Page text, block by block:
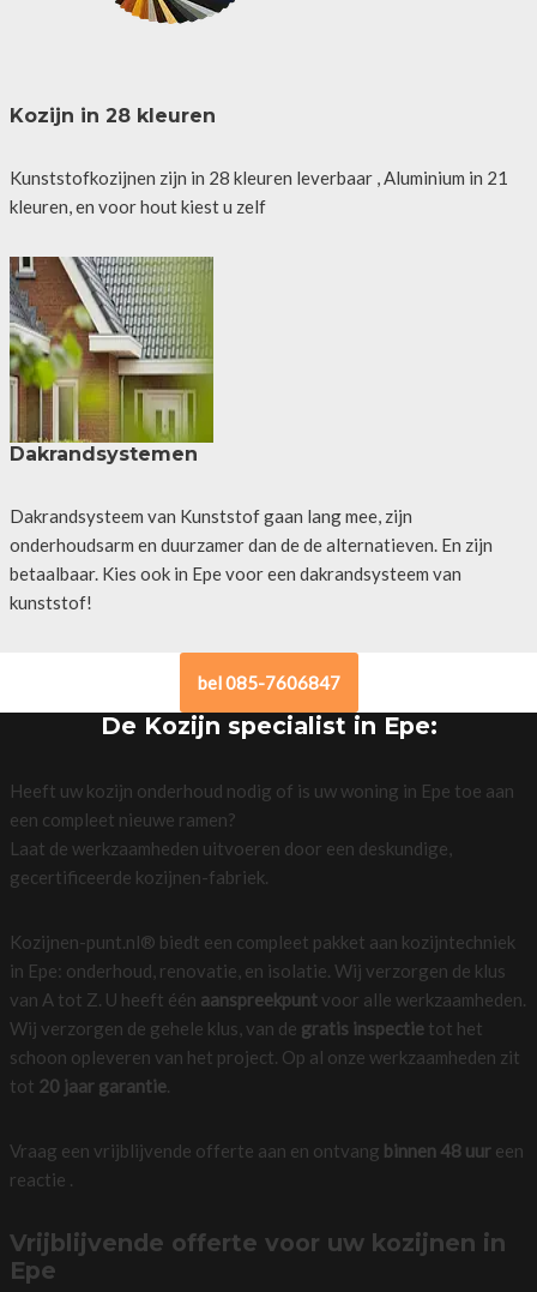
Kozijn in 28 kleuren
Kunststofkozijnen zijn in 28 kleuren leverbaar , Aluminium in 21
kleuren, en voor hout kiest u zelf
Dakrandsystemen
Dakrandsysteem van Kunststof gaan lang mee, zijn
onderhoudsarm en duurzamer dan de de alternatieven. En zijn
betaalbaar. Kies ook in Epe voor een dakrandsysteem van
kunststof!
bel 085-7606847
De Kozijn specialist in Epe:
Heeft uw kozijn onderhoud nodig of is uw woning in Epe toe aan
een compleet nieuwe ramen?
Laat de werkzaamheden uitvoeren door een deskundige,
gecertificeerde kozijnen-fabriek.
Kozijnen-punt.nl® biedt een compleet pakket aan kozijntechniek
in Epe: onderhoud, renovatie, en isolatie. Wij verzorgen de klus
van A tot Z. U heeft één aanspreekpuntvoor alle werkzaamheden.
Wij verzorgen de gehele klus, van de gratis inspectietot het
schoon opleveren van het project. Op al onze werkzaamheden zit
tot 20 jaar garantie.
Vraag een vrijblijvende offerte aan en ontvang binnen 48 uureen
reactie .
Vrijblijvende offerte voor uw kozijnen in
Epe